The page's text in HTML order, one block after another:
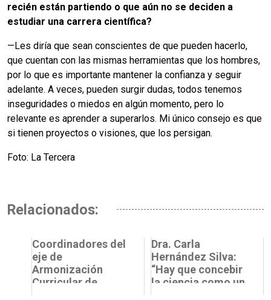
recién están partiendo o que aún no se deciden a
estudiar una carrera científica?
—Les diría que sean conscientes de que pueden hacerlo,
que cuentan con las mismas herramientas que los hombres,
por lo que es importante mantener la confianza y seguir
adelante. A veces, pueden surgir dudas, todos tenemos
inseguridades o miedos en algún momento, pero lo
relevante es aprender a superarlos. Mi único consejo es que
si tienen proyectos o visiones, que los persigan.
Foto: La Tercera
Relacionados:
Coordinadores del
eje de
Armonización
Curricular de
Dra. Carla
Hernández Silva:
“Hay que concebir
la ciencia como un